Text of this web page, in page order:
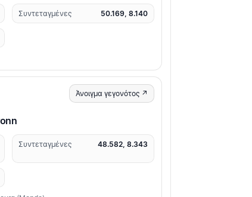
Συντεταγμένες 50.169, 8.140
Άνοιγμα γεγονότος ↗
Συντεταγμένες 48.582, 8.343